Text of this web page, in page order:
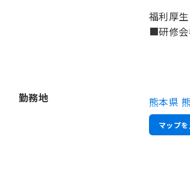
福利厚生
■研修会
勤務地 熊本県
マップを